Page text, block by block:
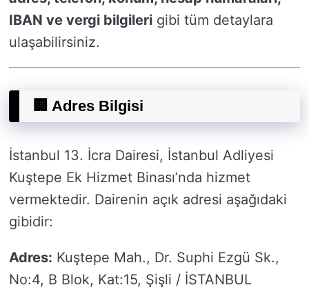
IBAN ve vergi bilgileri gibi tüm detaylara
ulaşabilirsiniz.
🏢 Adres Bilgisi
İstanbul 13. İcra Dairesi, İstanbul Adliyesi
Kuştepe Ek Hizmet Binası’nda hizmet
vermektedir. Dairenin açık adresi aşağıdaki
gibidir:
Adres: Kuştepe Mah., Dr. Suphi Ezgü Sk.,
No:4, B Blok, Kat:15, Şişli / İSTANBUL